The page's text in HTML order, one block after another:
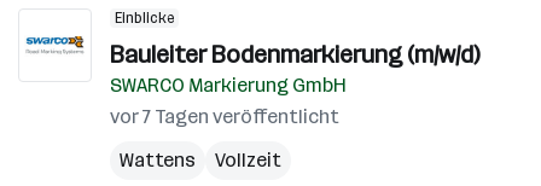
Einblicke
Bauleiter Bodenmarkierung (m/w/d)
SWARCO Markierung GmbH
vor 7 Tagen veröffentlicht
Wattens
Vollzeit